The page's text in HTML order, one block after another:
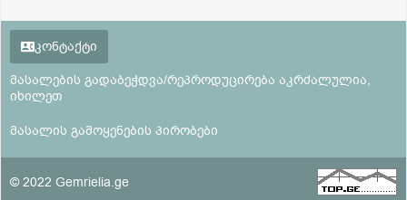
კონტაქტი
მასალების გადაბეჭდვა/რეპროდუცირება აკრძალულია,
იხილეთ
მასალის გამოყენების პირობები
© 2022 Gemrielia.ge